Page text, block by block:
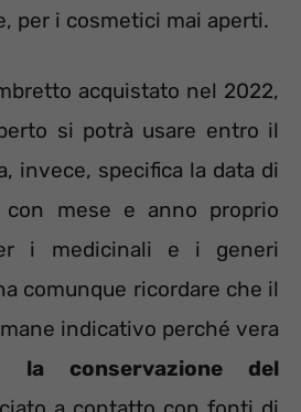
per i cosmetici mai aperti.
acquistato nel 2022,
si potrà usare entro il
invece, specifica la data di
con mese e anno proprio
i medicinali e i generi
comunque ricordare che il
indicativo perché vera
conservazione del